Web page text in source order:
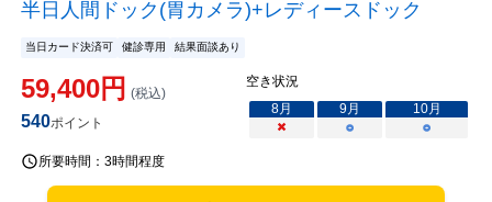
半日人間ドック(胃カメラ)+レディースドック
当日カード決済可 健診専用 結果面談あり
59,400円 (税込)
540ポイント
空き状況
8月 9月 10月
×
○ ○
所要時間： 3時間程度